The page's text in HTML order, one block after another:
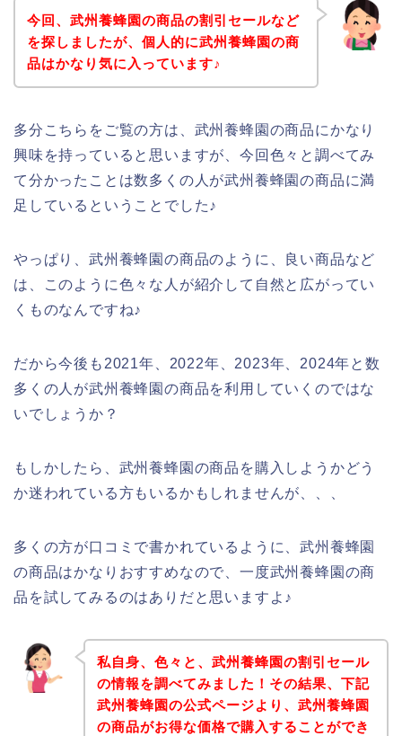
今回、武州養蜂園の商品の割引セールなど
を探しましたが、個人的に武州養蜂園の商
品はかなり気に入っています♪
多分こちらをご覧の方は、武州養蜂園の商品にかなり
興味を持っていると思いますが、今回色々と調べてみ
て分かったことは数多くの人が武州養蜂園の商品に満
足しているということでした♪
やっぱり、武州養蜂園の商品のように、良い商品など
は、このように色々な人が紹介して自然と広がってい
くものなんですね♪
だから今後も2021年、2022年、2023年、2024年と数
多くの人が武州養蜂園の商品を利用していくのではな
いでしょうか？
もしかしたら、武州養蜂園の商品を購入しようかどう
か迷われている方もいるかもしれませんが、、、
多くの方が口コミで書かれているように、武州養蜂園
の商品はかなりおすすめなので、一度武州養蜂園の商
品を試してみるのはありだと思いますよ♪
私自身、色々と、武州養蜂園の割引セール
の情報を調べてみました！その結果、下記
武州養蜂園の公式ページより、武州養蜂園
の商品がお得な価格で購入することができ